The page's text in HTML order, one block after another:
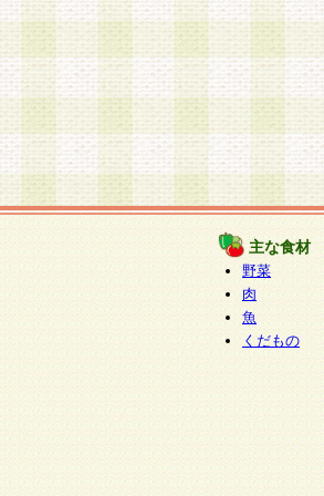
主な食材
野菜
肉
魚
くだもの